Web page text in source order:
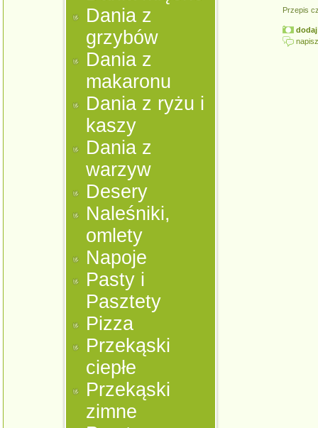
Dania z
grzybów
Dania z
makaronu
Dania z ryżu i
kaszy
Dania z
warzyw
Desery
Naleśniki,
omlety
Napoje
Pasty i
Pasztety
Pizza
Przekąski
ciepłe
Przekąski
zimne
Przepis